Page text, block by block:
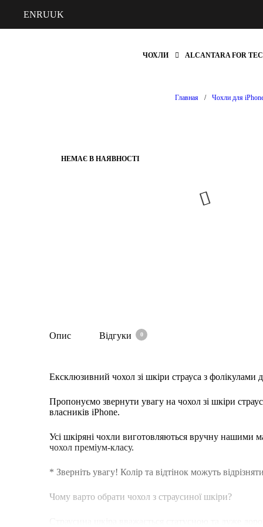
ENRUUK
ЧОХЛИ ALCANTARA FOR
Главная / Чохли для
НЕМАЄ В НАЯВНОСТІ
Опис Відгуки 0
Ексклюзивний чохол зі шкіри страуса з фолікулами
Пропонуємо звернути увагу на чохол зі шкіри
власників iPhone.
Усі шкіряні чохли виготовляються вручну нашими
чохол преміум-класу.
* Зверніть увагу! Колір та відтінок можуть
Чому варто обрати чохол з страусиної шкіри?